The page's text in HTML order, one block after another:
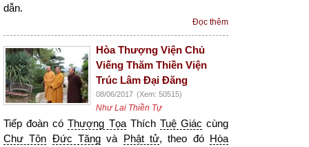
dẫn.
Đọc thêm
Hòa Thượng Viện Chủ
Viếng Thăm Thiền Viện
Trúc Lâm Đại Đăng
08/06/2017 (Xem: 50515)
Như Lai Thiền Tự
Tiếp đoàn cóThượng TọaThích Tuệ Giác cùng
Chư Tôn Đức Tăng và Phật tử, theo đó Hòa